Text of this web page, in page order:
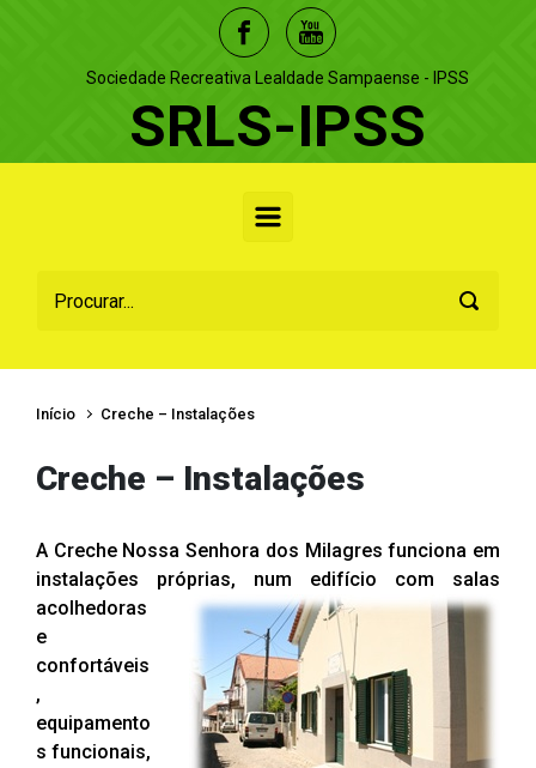
Sociedade Recreativa Lealdade Sampaense - IPSS
SRLS-IPSS
Início Creche – Instalações
Creche – Instalações
A Creche Nossa Senhora dos Milagres funciona em
instalações próprias, num edifício com salas
acolhedoras
e
confortáveis
,
equipamento
s funcionais,